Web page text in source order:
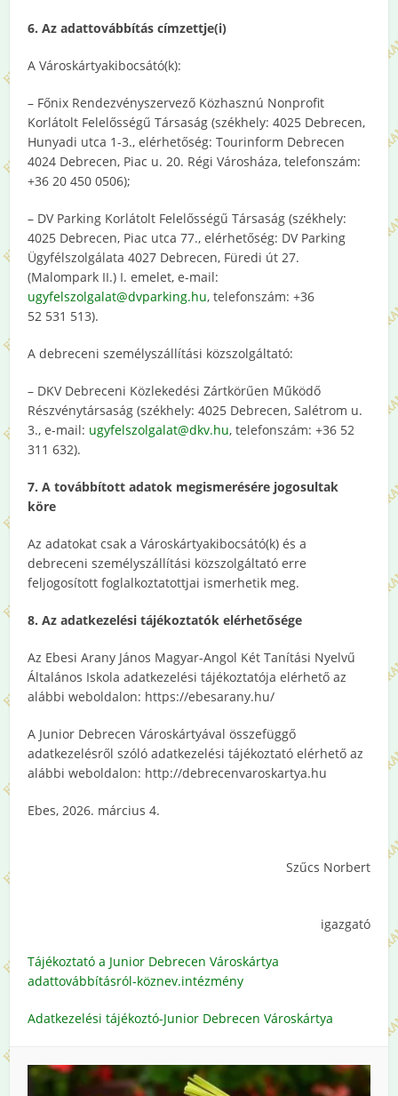
6. Az adattovábbítás címzettje(i)
A Városkártyakibocsátó(k):
– Főnix Rendezvényszervező Közhasznú Nonprofit
Korlátolt Felelősségű Társaság (székhely: 4025 Debrecen,
Hunyadi utca 1-3., elérhetőség: Tourinform Debrecen
4024 Debrecen, Piac u. 20. Régi Városháza, telefonszám:
+36 20 450 0506);
– DV Parking Korlátolt Felelősségű Társaság (székhely:
4025 Debrecen, Piac utca 77., elérhetőség: DV Parking
Ügyfélszolgálata 4027 Debrecen, Füredi út 27.
(Malompark II.) I. emelet, e-mail:
ugyfelszolgalat@dvparking.hu, telefonszám: +36
52 531 513).
A debreceni személyszállítási közszolgáltató:
– DKV Debreceni Közlekedési Zártkörűen Működő
Részvénytársaság (székhely: 4025 Debrecen, Salétrom u.
3., e-mail: ugyfelszolgalat@dkv.hu, telefonszám: +36 52
311 632).
7. A továbbított adatok megismerésére jogosultak
köre
Az adatokat csak a Városkártyakibocsátó(k) és a
debreceni személyszállítási közszolgáltató erre
feljogosított foglalkoztatottjai ismerhetik meg.
8. Az adatkezelési tájékoztatók elérhetősége
Az Ebesi Arany János Magyar-Angol Két Tanítási Nyelvű
Általános Iskola adatkezelési tájékoztatója elérhető az
alábbi weboldalon: https://ebesarany.hu/
A Junior Debrecen Városkártyával összefüggő
adatkezelésről szóló adatkezelési tájékoztató elérhető az
alábbi weboldalon: http://debrecenvaroskartya.hu
Ebes, 2026. március 4.
Szűcs Norbert
igazgató
Tájékoztató a Junior Debrecen Városkártya
adattovábbításról-köznev.intézmény
Adatkezelési tájékoztó-Junior Debrecen Városkártya